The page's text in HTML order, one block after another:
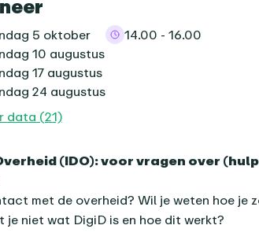
5 oktober
10 augustus
17 augustus
24 augustus
data (21)
14.00 - 16.00
(IDO): voor vragen over
met de overheid? Wil je weten hoe je
niet wat DigiD is en hoe dit werkt?